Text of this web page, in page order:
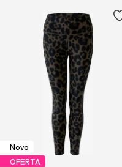
Novo
OFERTA